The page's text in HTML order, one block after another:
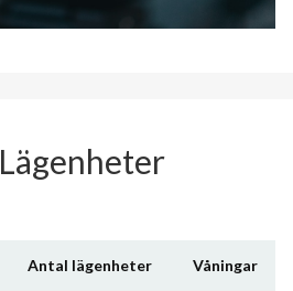
Lägenheter
Antal lägenheter Våningar